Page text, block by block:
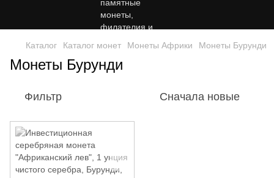
Каталог Каталог монет Монеты Африки Монеты Бурунди
Монеты Бурунди
Фильтр Сначала новые